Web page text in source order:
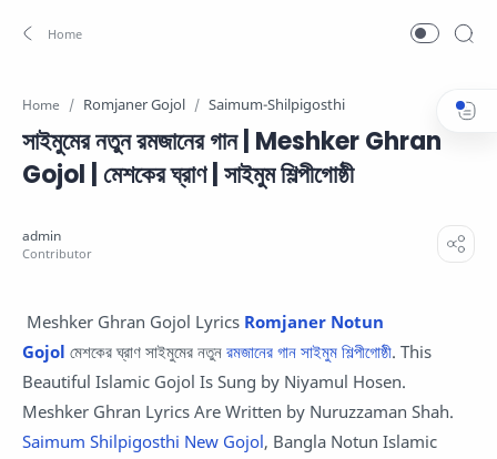
Home Romjaner Gojol Saimum-Shilpigosthi
সাইমুমের নতুন রমজানের গান | Meshker Ghran
Gojol | মেশকের ঘ্রাণ | সাইমুম শিল্পীগোষ্ঠী
Meshker Ghran Gojol Lyrics Romjaner Notun
Gojol মেশকের ঘ্রাণ সাইমুমের নতুন রমজানের গান সাইমুম শিল্পীগোষ্ঠী. This
Beautiful Islamic Gojol Is Sung by Niyamul Hosen.
Meshker Ghran Lyrics Are Written by Nuruzzaman Shah.
Saimum Shilpigosthi New Gojol, Bangla Notun Islamic